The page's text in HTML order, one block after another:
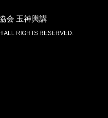
会 玉神輿講
ALL RIGHTS RESERVED.